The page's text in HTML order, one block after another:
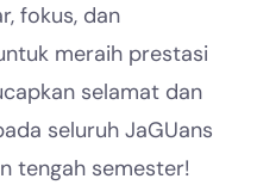
fokus, dan
meraih prestasi
selamat dan
seluruh JaGUans
tengah semester!